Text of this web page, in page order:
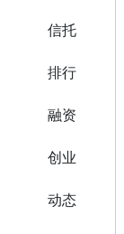
信托
排行
融资
创业
动态